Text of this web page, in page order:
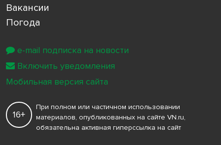
Вакансии
Погода
16+
При полном или частичном использовании
материалов, опубликованных на сайте VN.ru,
обязательна активная гиперссылка на сайт
e-mail подписка на новости
Включить уведомления
Мобильная версия сайта